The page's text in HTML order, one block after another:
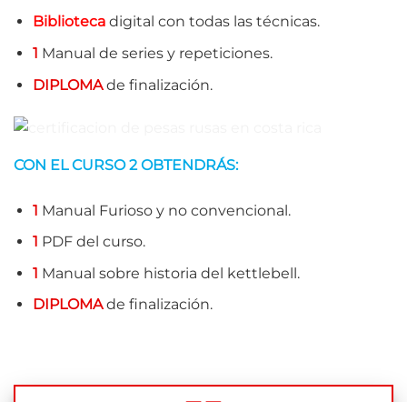
Bibliotecadigital con todas las técnicas.
1 Manual de series y repeticiones.
DIPLOMAde finalización.
CON ELCURSO 2OBTENDRÁS:
1 Manual Furioso y no convencional.
1 PDF del curso.
1 Manual sobre historia del kettlebell.
DIPLOMAde finalización.